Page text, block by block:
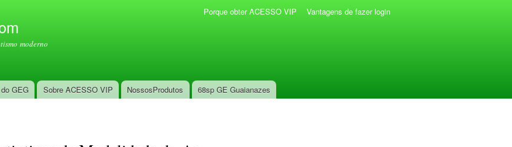
moderno
GEG Sobre ACESSO VIP NossosProdutos 68sp GE Guaianazes
Porque obter ACESSO VIP Vantagens de fazer login